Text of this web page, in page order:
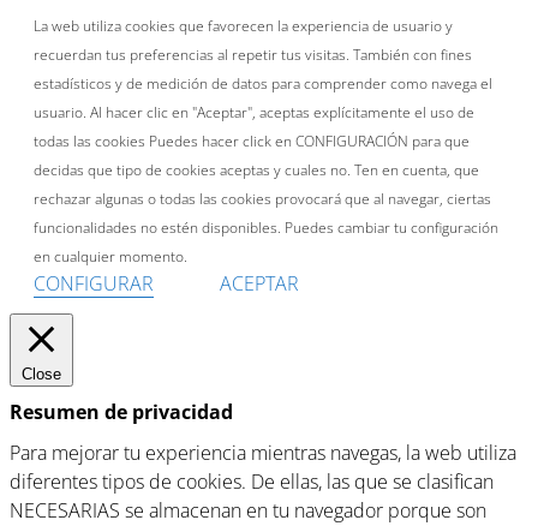
La web utiliza cookies que favorecen la experiencia de usuario y
recuerdan tus preferencias al repetir tus visitas. También con fines
estadísticos y de medición de datos para comprender como navega el
usuario. Al hacer clic en "Aceptar", aceptas explícitamente el uso de
todas las cookies Puedes hacer click en CONFIGURACIÓN para que
decidas que tipo de cookies aceptas y cuales no. Ten en cuenta, que
rechazar algunas o todas las cookies provocará que al navegar, ciertas
funcionalidades no estén disponibles. Puedes cambiar tu configuración
en cualquier momento.
CONFIGURAR ACEPTAR
Close
Resumen de privacidad
Para mejorar tu experiencia mientras navegas, la web utiliza
diferentes tipos de cookies. De ellas, las que se clasifican
NECESARIAS se almacenan en tu navegador porque son